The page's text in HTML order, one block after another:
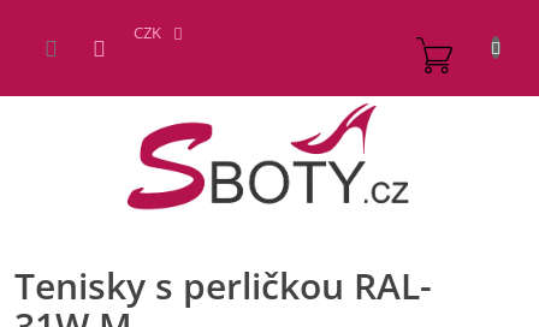
obsah
CZK
Tenisky s perličkou RAL-